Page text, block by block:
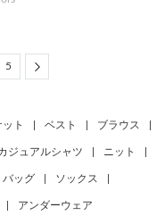
5 Next
ト ベスト ブラウス
ジュアルシャツ ニット
バッグ ソックス
アンダーウェア